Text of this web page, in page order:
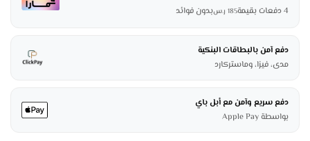
4 دفعات بقيمة
185 ر.سبدون فوائد
دفع آمن بالبطاقات البنكية
مدى، فيزا، وماستركارد
دفع سريع وآمن مع أبل باي
بواسطة Apple Pay